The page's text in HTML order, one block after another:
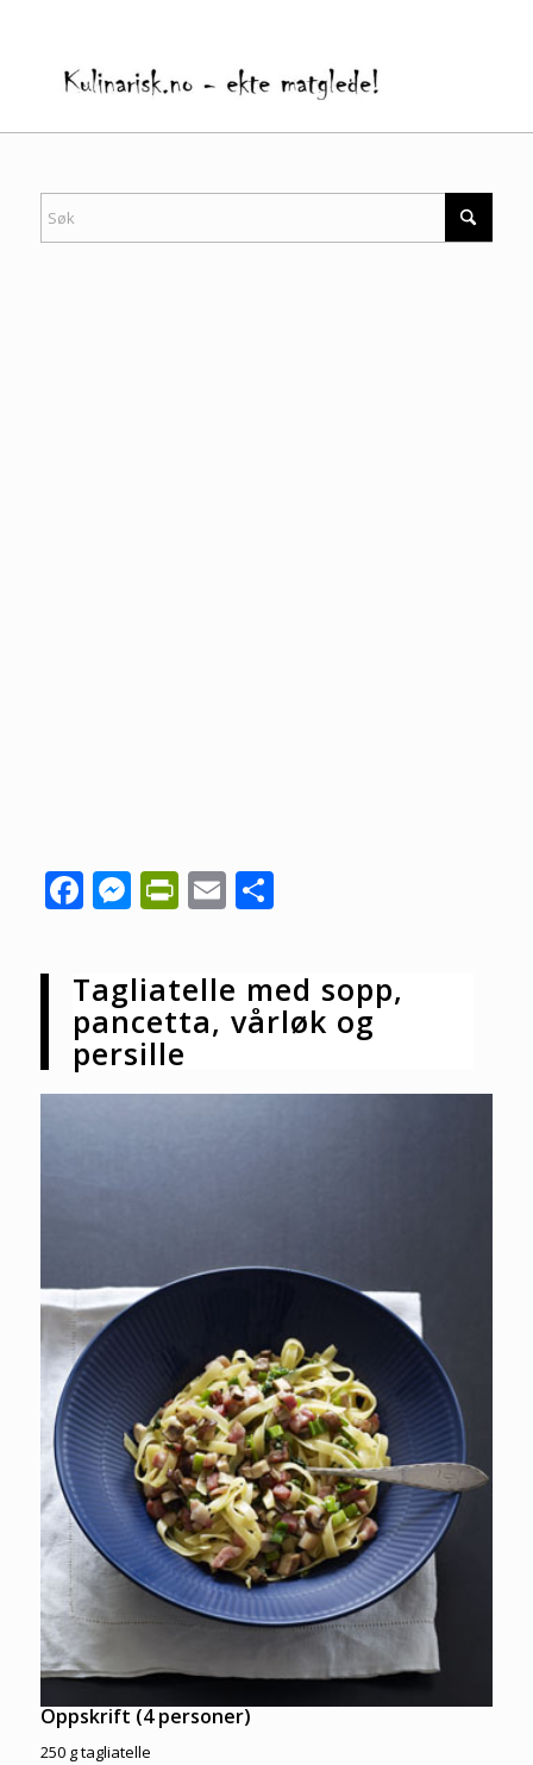
Facebook
Messenger
PrintFriendly
EmailShare
Tagliatelle med sopp,
pancetta, vårløk og
persille
Oppskrift (4 personer)
250 g tagliatelle